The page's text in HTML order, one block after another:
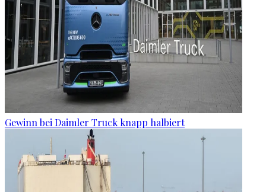
Gewinn bei Daimler Truck knapp halbiert